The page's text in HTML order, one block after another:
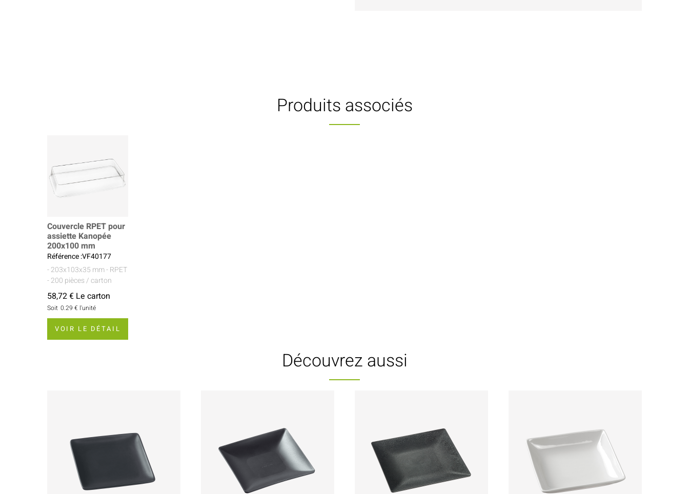
Produits associés
Couvercle RPET pour
assiette Kanopée
200x100 mm
Référence :VF40177
- 203x103x35 mm- RPET
- 200 pièces / carton
58,72 € Le carton
Soit 0.29 € l'unité
VOIR LE DÉTAIL
Découvrez aussi